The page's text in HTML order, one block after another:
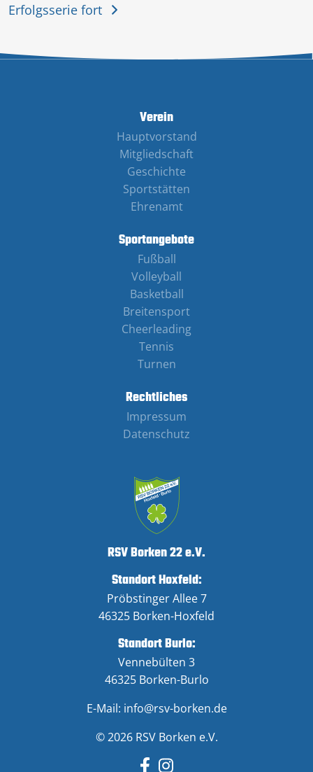
Erfolgsserie fort
RSV Borken 22 e.V.
Standort Hoxfeld:
Pröbstinger Allee 7
46325 Borken-Hoxfeld
Standort Burlo:
Vennebülten 3
46325 Borken-Burlo
E-Mail: info@rsv-borken.de
© 2026 RSV Borken e.V.
Verein
Hauptvorstand
Mitgliedschaft
Geschichte
Sportstätten
Ehrenamt
Sportangebote
Fußball
Volleyball
Basketball
Breitensport
Cheerleading
Tennis
Turnen
Rechtliches
Impressum
Datenschutz